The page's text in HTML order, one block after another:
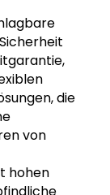
die
von
hohen